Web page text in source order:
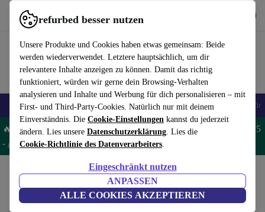
refurbed besser nutzen
Unsere Produkte und Cookies haben etwas gemeinsam: Beide
werden wiederverwendet. Letztere hauptsächlich, um dir
relevantere Inhalte anzeigen zu können. Damit das richtig
funktioniert, würden wir gerne dein Browsing-Verhalten
analysieren und Inhalte und Werbung für dich personalisieren – mit
First- und Third-Party-Cookies. Natürlich nur mit deinem
Einverständnis. Die Cookie-Einstellungen kannst du jederzeit
ändern. Lies unsere Datenschutzerklärung. Lies die
Cookie-Richtlinie des Datenverarbeiters.
Eingeschränkt nutzen
ANPASSEN
ALLE COOKIES AKZEPTIEREN
refurbed schnell und einfach nutzen
🎒 Back to school Handys Laptops Tablets Smartwatches Zubehör
🔥 Spare 5% EXTRA auf MacBooks und iPads – Code: MACPAD5
- AGB
Laptops
MSI GS66 Stealth 10UG | i7-10870H |